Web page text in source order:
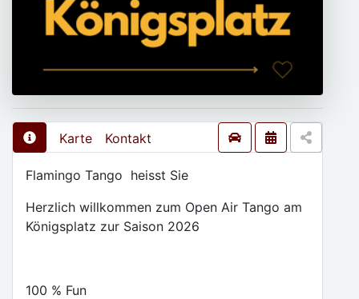
Karte Kontakt
Flamingo Tango heisst Sie
Herzlich willkommen zum Open Air Tango am
Königsplatz zur Saison 2026
100 % Fun